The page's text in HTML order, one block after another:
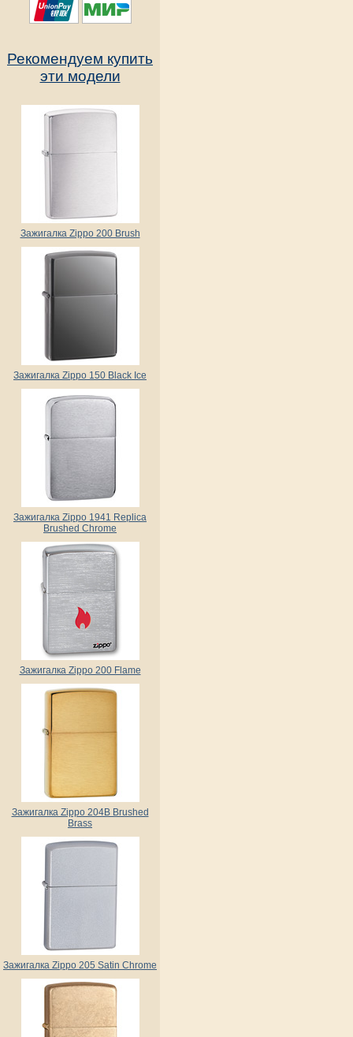
Рекомендуем купить
эти модели
Зажигалка Zippo 200 Brush
Зажигалка Zippo 150 Black Ice
Зажигалка Zippo 1941 Replica
Brushed Chrome
Зажигалка Zippo 200 Flame
Зажигалка Zippo 204B Brushed
Brass
Зажигалка Zippo 205 Satin Chrome